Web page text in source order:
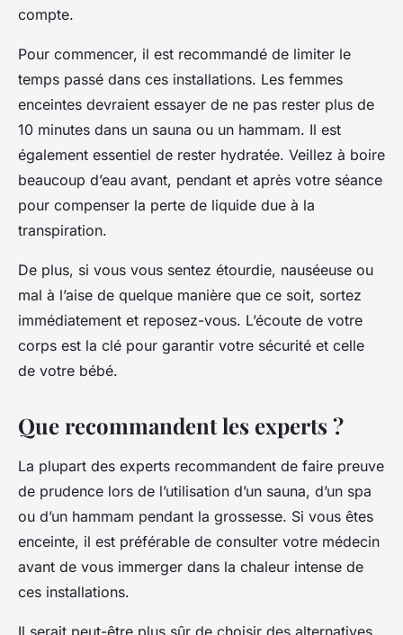
compte.
Pour commencer, il est recommandé de limiter le
temps passé dans ces installations. Les femmes
enceintes devraient essayer de ne pas rester plus de
10 minutes dans un sauna ou un hammam. Il est
également essentiel de rester hydratée. Veillez à boire
beaucoup d’eau avant, pendant et après votre séance
pour compenser la perte de liquide due à la
transpiration.
De plus, si vous vous sentez étourdie, nauséeuse ou
mal à l’aise de quelque manière que ce soit, sortez
immédiatement et reposez-vous. L’écoute de votre
corps est la clé pour garantir votre sécurité et celle
de votre bébé.
Que recommandent les experts ?
La plupart des experts recommandent de faire preuve
de prudence lors de l’utilisation d’un sauna, d’un spa
ou d’un hammam pendant la grossesse. Si vous êtes
enceinte, il est préférable de consulter votre médecin
avant de vous immerger dans la chaleur intense de
ces installations.